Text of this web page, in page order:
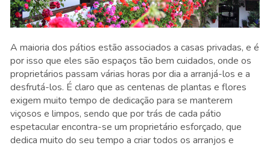
A maioria dos pátios estão associados a casas privadas, e é
por isso que eles são espaços tão bem cuidados, onde os
proprietários passam várias horas por dia a arranjá-los e a
desfrutá-los. É claro que as centenas de plantas e flores
exigem muito tempo de dedicação para se manterem
viçosos e limpos, sendo que por trás de cada pátio
espetacular encontra-se um proprietário esforçado, que
dedica muito do seu tempo a criar todos os arranjos e